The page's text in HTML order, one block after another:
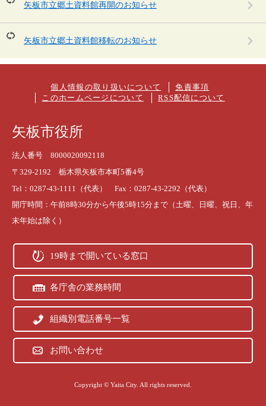
矢板市立郷土資料館再開のお知らせ
矢板市立郷土資料館移転のお知らせ
個人情報の取り扱いについて
免責事項
このホームページについて
RSS配信について
矢板市役所
法人番号 8000020092118
〒329-2192 栃木県矢板市本町5番4号
Tel：0287-43-1111（代表） Fax：0287-43-2292（代表）
開庁時間：午前8時30分から午後5時15分まで（土曜、日曜、祝日、年
末年始は除く）
19時まで開いている窓口
各庁舎の業務時間
組織別電話番号一覧
お問い合わせ
Copyright © Yaita City. All rights reserved.